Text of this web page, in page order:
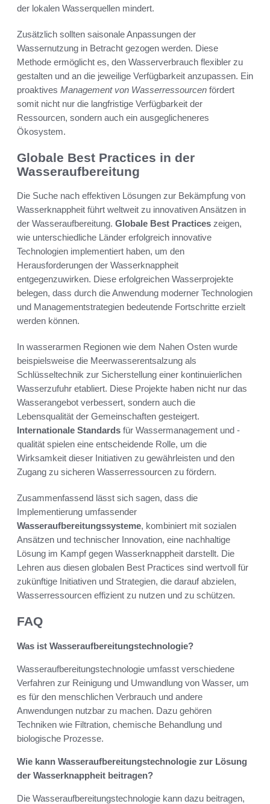
der lokalen Wasserquellen mindert.
Zusätzlich sollten saisonale Anpassungen der
Wassernutzung in Betracht gezogen werden. Diese
Methode ermöglicht es, den Wasserverbrauch flexibler zu
gestalten und an die jeweilige Verfügbarkeit anzupassen. Ein
proaktives Management von Wasserressourcen fördert
somit nicht nur die langfristige Verfügbarkeit der
Ressourcen, sondern auch ein ausgeglicheneres
Ökosystem.
Globale Best Practices in der
Wasseraufbereitung
Die Suche nach effektiven Lösungen zur Bekämpfung von
Wasserknappheit führt weltweit zu innovativen Ansätzen in
der Wasseraufbereitung. Globale Best Practices zeigen,
wie unterschiedliche Länder erfolgreich innovative
Technologien implementiert haben, um den
Herausforderungen der Wasserknappheit
entgegenzuwirken. Diese erfolgreichen Wasserprojekte
belegen, dass durch die Anwendung moderner Technologien
und Managementstrategien bedeutende Fortschritte erzielt
werden können.
In wasserarmen Regionen wie dem Nahen Osten wurde
beispielsweise die Meerwasserentsalzung als
Schlüsseltechnik zur Sicherstellung einer kontinuierlichen
Wasserzufuhr etabliert. Diese Projekte haben nicht nur das
Wasserangebot verbessert, sondern auch die
Lebensqualität der Gemeinschaften gesteigert.
Internationale Standards für Wassermanagement und -
qualität spielen eine entscheidende Rolle, um die
Wirksamkeit dieser Initiativen zu gewährleisten und den
Zugang zu sicheren Wasserressourcen zu fördern.
Zusammenfassend lässt sich sagen, dass die
Implementierung umfassender
Wasseraufbereitungssysteme, kombiniert mit sozialen
Ansätzen und technischer Innovation, eine nachhaltige
Lösung im Kampf gegen Wasserknappheit darstellt. Die
Lehren aus diesen globalen Best Practices sind wertvoll für
zukünftige Initiativen und Strategien, die darauf abzielen,
Wasserressourcen effizient zu nutzen und zu schützen.
FAQ
Was ist Wasseraufbereitungstechnologie?
Wasseraufbereitungstechnologie umfasst verschiedene
Verfahren zur Reinigung und Umwandlung von Wasser, um
es für den menschlichen Verbrauch und andere
Anwendungen nutzbar zu machen. Dazu gehören
Techniken wie Filtration, chemische Behandlung und
biologische Prozesse.
Wie kann Wasseraufbereitungstechnologie zur Lösung
der Wasserknappheit beitragen?
Die Wasseraufbereitungstechnologie kann dazu beitragen,